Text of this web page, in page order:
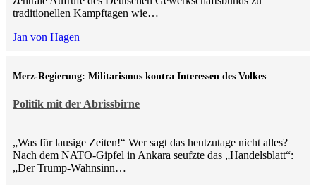
traditionellen Kampftagen wie…
Jan von Hagen
Politik mit der Abrissbirne
Merz-Regierung: Militarismus kontra Inte­ressen des Volkes
„Was für lausige Zeiten!“ Wer sagt das heutzutage nicht alles?
Nach dem NATO-Gipfel in Ankara seufzte das „Handelsblatt“:
„Der Trump-Wahnsinn…